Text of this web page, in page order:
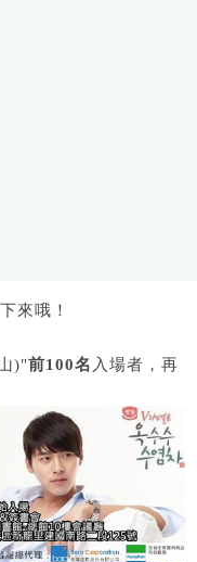
來哦！
)"前100名 入場者，再